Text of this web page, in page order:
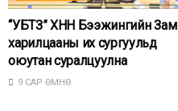
“УБТЗ” ХНН Бээжингийн Зам
харилцааны их сургуульд
оюутан суралцуулна
9 САР ӨМНӨ